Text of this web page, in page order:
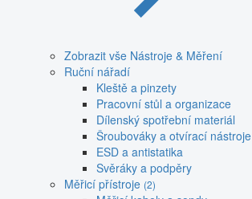
Zobrazit vše Nástroje & Měření
Ruční nářadí
Kleště a pinzety
Pracovní stůl a organizace
Dílenský spotřební materiál
Šroubováky a otvírací nástroje
ESD a antistatika
Svěráky a podpěry
Měřicí přístroje (2)